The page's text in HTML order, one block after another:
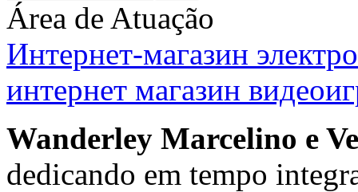
Área de Atuação
Интернет-магазин
интернет магазин
Wanderley Marcelino e
dedicando em tempo